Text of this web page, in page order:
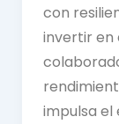
con
invertir en
impulsa el